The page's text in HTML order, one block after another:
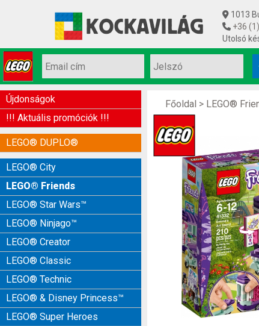
1013
+36
Utolsó
Újdonságok
!!! Aktuális promóciók !!!
LEGO® DUPLO®
LEGO® City
LEGO® Friends
LEGO® Star Wars™
LEGO® Ninjago™
LEGO® Creator
LEGO® Classic
LEGO® Technic
LEGO® & Disney Princess™
LEGO® Super Heroes
Főoldal > LEGO®